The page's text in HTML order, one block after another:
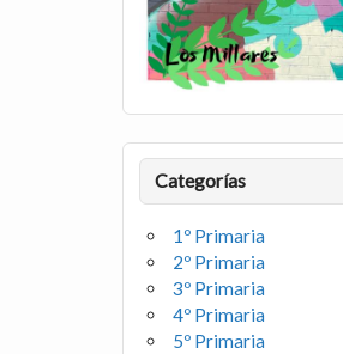
Categorías
1º Primaria
2º Primaria
3º Primaria
4º Primaria
5º Primaria